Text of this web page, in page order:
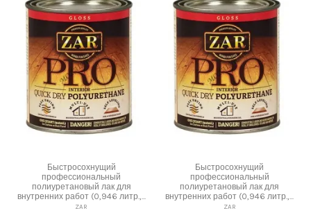
Быстросохнущий
профессиональный
полиуретановый лак для
внутренних работ (0,946 литр.,...
ZAR
Быстросохнущий
профессиональный
полиуретановый лак для
внутренних работ (0,946 литр.,...
ZAR